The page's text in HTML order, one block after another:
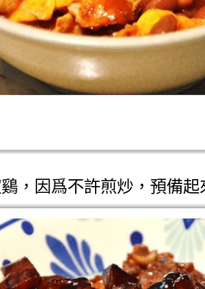
，因爲不許煎炒，預備